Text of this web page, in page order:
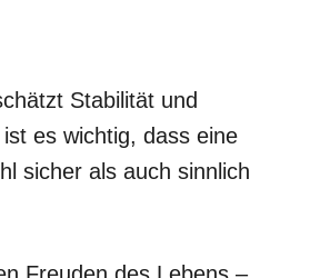
Stabilität und
es wichtig, dass eine
sicher als auch sinnlich